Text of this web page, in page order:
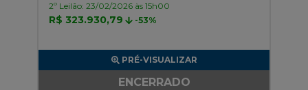
2º Leilão: 23/02/2026 às 15h00
R$ 323.930,79 -53%
PRÉ-VISUALIZAR
ENCERRADO